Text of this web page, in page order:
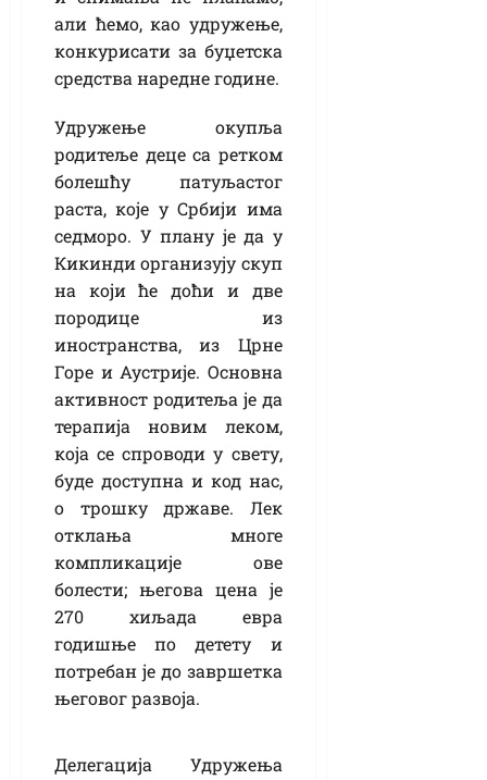
али ћемо, као удружење,
конкурисати за буџетска
средства наредне године.
Удружење окупља
родитеље деце са ретком
болешћу патуљастог
раста, које у Србији има
седморо. У плану је да у
Кикинди организују скуп
на који ће доћи и две
породице из
иностранства, из Црне
Горе и Аустрије. Основна
активност родитеља је да
терапија новим леком,
која се спроводи у свету,
буде доступна и код нас,
о трошку државе. Лек
отклања многе
компликације ове
болести; његова цена је
270 хиљада евра
годишње по детету и
потребан је до завршетка
његовог развоја.
Делегација Удружења